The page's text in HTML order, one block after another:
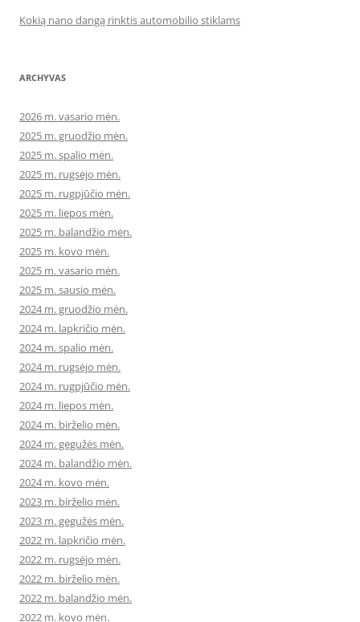
Kokią nano dangą rinktis automobilio stiklams
ARCHYVAS
2026 m. vasario mėn.
2025 m. gruodžio mėn.
2025 m. spalio mėn.
2025 m. rugsėjo mėn.
2025 m. rugpjūčio mėn.
2025 m. liepos mėn.
2025 m. balandžio mėn.
2025 m. kovo mėn.
2025 m. vasario mėn.
2025 m. sausio mėn.
2024 m. gruodžio mėn.
2024 m. lapkričio mėn.
2024 m. spalio mėn.
2024 m. rugsėjo mėn.
2024 m. rugpjūčio mėn.
2024 m. liepos mėn.
2024 m. birželio mėn.
2024 m. gegužės mėn.
2024 m. balandžio mėn.
2024 m. kovo mėn.
2023 m. birželio mėn.
2023 m. gegužės mėn.
2022 m. lapkričio mėn.
2022 m. rugsėjo mėn.
2022 m. birželio mėn.
2022 m. balandžio mėn.
2022 m. kovo mėn.